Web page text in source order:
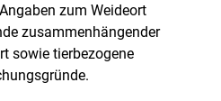
zum Weideort
zusammenhängender
sowie tierbezogene